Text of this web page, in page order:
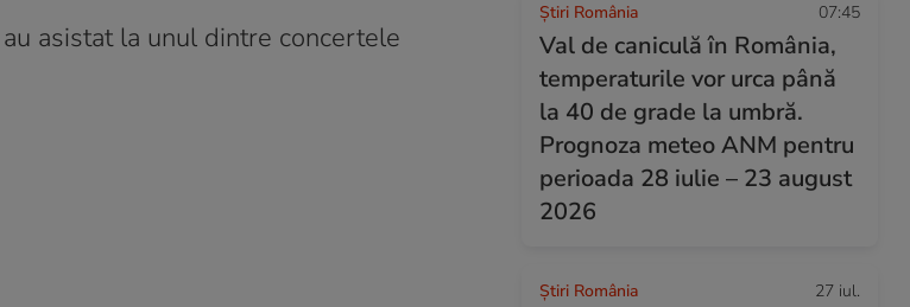
asistat la unul dintre concertele
Știri România 07:45
Val de caniculă în România,
temperaturile vor urca până
la 40 de grade la umbră.
Prognoza meteo ANM pentru
perioada 28 iulie – 23 august
2026
Știri România 27 iul.